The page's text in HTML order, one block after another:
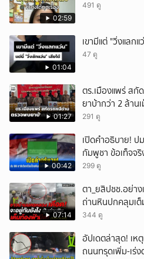
02:59
491 ดู
01:04
เขามีแต่ "วิ่งแลก
47 ดู
01:27
ตร.เมืองแพร่ ส
ยาบ้ากว่า 2 ล้าน
291 ดู
00:42
เปิดคำอธิบาย! ป
กัมพูชา ข้อเท็จจริ
299 ดู
07:14
ตา_ยสิปชช.อย่า
ถ่านหินปกคลุมเ
กันยังไง
344 ดู
อัปเดตล่าสุด! เห
ถนนทรุดเพิ่ม-เร่ง